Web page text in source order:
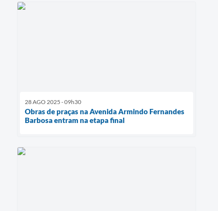
28 AGO 2025 - 09h30
Obras de praças na Avenida Armindo Fernandes
Barbosa entram na etapa final